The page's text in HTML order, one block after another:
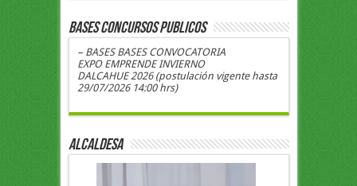
BASES CONCURSOS PUBLICOS
– BASES BASES CONVOCATORIA
EXPO EMPRENDE INVIERNO
DALCAHUE 2026 (postulación vigente hasta
29/07/2026 14:00 hrs)
ALCALDESA